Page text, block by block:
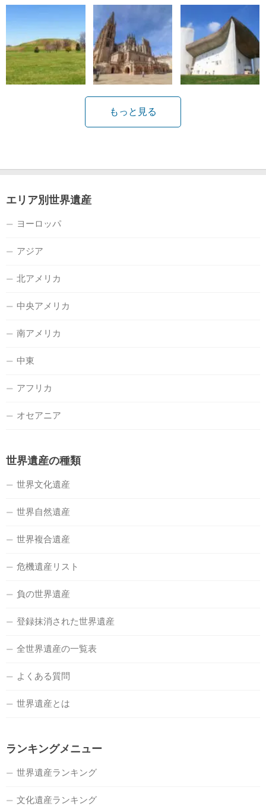
もっと見る
エリア別世界遺産
ヨーロッパ
アジア
北アメリカ
中央アメリカ
南アメリカ
中東
アフリカ
オセアニア
世界遺産の種類
世界文化遺産
世界自然遺産
世界複合遺産
危機遺産リスト
負の世界遺産
登録抹消された世界遺産
全世界遺産の一覧表
よくある質問
世界遺産とは
ランキングメニュー
世界遺産ランキング
文化遺産ランキング